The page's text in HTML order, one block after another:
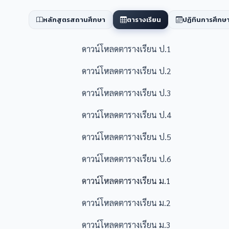
หลักสูตรสถานศึกษา ตารางเรียน ปฏิทินการศึกษา
ดาวน์โหลดตารางเรียน ป.1
ดาวน์โหลดตารางเรียน ป.2
ดาวน์โหลดตารางเรียน ป.3
ดาวน์โหลดตารางเรียน ป.4
ดาวน์โหลดตารางเรียน ป.5
ดาวน์โหลดตารางเรียน ป.6
ดาวน์โหลดตารางเรียน ม.1
ดาวน์โหลดตารางเรียน ม.2
ดาวน์โหลดตารางเรียน ม.3